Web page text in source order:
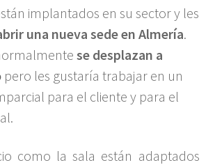
implantados en su sector y les
una nueva sede en Almería.
se desplazan a
pero les gustaría trabajar en un
para el cliente y para el
como la sala están adaptados